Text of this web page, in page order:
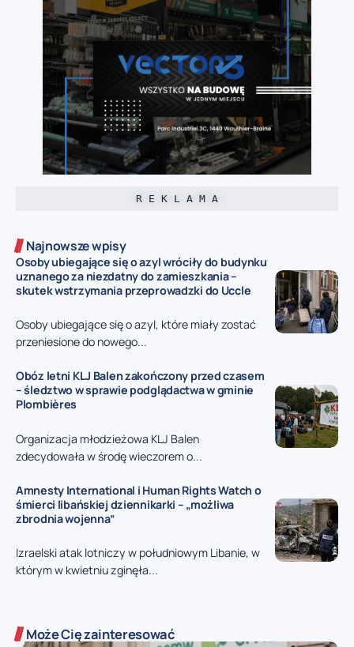
R E K L A M A
Najnowsze wpisy
Osoby ubiegające się o azyl wróciły do budynku
uznanego za niezdatny do zamieszkania –
skutek wstrzymania przeprowadzki do Uccle
Osoby ubiegające się o azyl, które miały zostać
przeniesione do nowego...
Obóz letni KLJ Balen zakończony przed czasem
– śledztwo w sprawie podglądactwa w gminie
Plombières
Organizacja młodzieżowa KLJ Balen
zdecydowała w środę wieczorem o...
Amnesty International i Human Rights Watch o
śmierci libańskiej dziennikarki – „możliwa
zbrodnia wojenna”
Izraelski atak lotniczy w południowym Libanie, w
którym w kwietniu zginęła...
Może Cię zainteresować